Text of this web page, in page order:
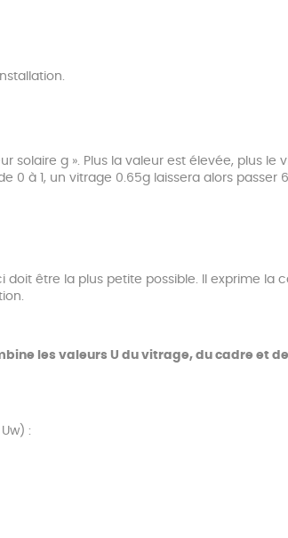
solaire g ». Plus la valeur est élevée, plus le
0 à 1, un vitrage 0.65g laissera alors passer
doit être la plus petite possible. Il exprime la
les valeurs U du vitrage, du cadre et de
: